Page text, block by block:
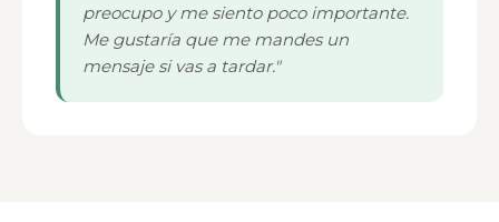
preocupo y me siento poco importante.
Me gustaría que me mandes un
mensaje si vas a tardar."